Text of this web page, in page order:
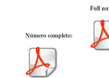
Número completo:
Full